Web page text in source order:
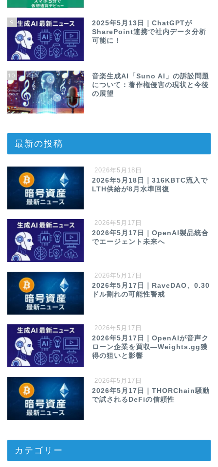
9
2025年5月13日｜ChatGPTが
SharePoint連携で社内データ分析
可能に！
10
音楽生成AI「Suno AI」の訴訟問題
について：著作権侵害の現状と今後
の展望
最新の投稿
2026年5月18日
2026年5月18日｜316KBTC流入で
LTH供給が8月水準回復
2026年5月17日
2026年5月17日｜OpenAI製品統合
でエージェント未来へ
2026年5月17日
2026年5月17日｜RaveDAO、0.30
ドル割れの可能性警戒
2026年5月17日
2026年5月17日｜OpenAIが音声ク
ローン企業を買収—Weights.gg獲
得の狙いと影響
2026年5月17日
2026年5月17日｜THORChain騒動
で試されるDeFiの信頼性
カテゴリー